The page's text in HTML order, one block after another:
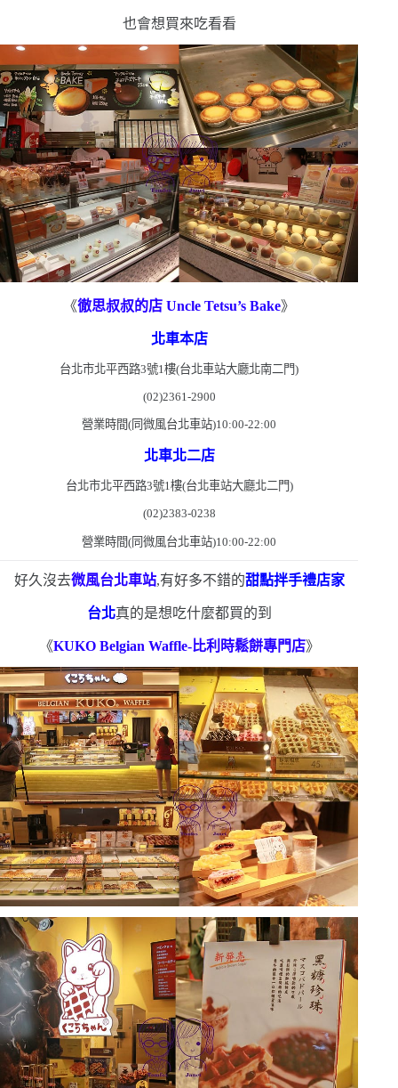
也會想買來吃看看
《徹思叔叔的店 Uncle Tetsu’s Bake》
北車本店
台北市北平西路3號1樓(台北車站大廳北南二門)
(02)2361-2900
營業時間( 同微風台北車站)10:00-22:00
北車北二店
台北市北平西路3號1 樓(台北車站大廳北二門)
(02)2383-0238
營業時間(同微風台北車站)10:00-22:00
好久沒去微風台北車站,有好多不錯的甜點拌手禮店家
台北真的是想吃什麼都買的到
《KUKO Belgian Waffle-比利時鬆餅專門店》